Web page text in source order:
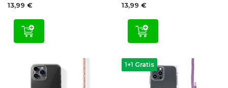
13,99 € 13,99 €
1+1 Gratis